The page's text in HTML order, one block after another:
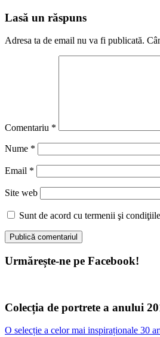
Lasă un răspuns
Adresa ta de email nu va fi publicată.
Comentariu *
Nume *
Email *
Site web
Sunt de acord cu termenii şi
Urmărește-ne pe Facebook!
Colecția de portrete a anului
O selecție a celor mai inspiraționale 30